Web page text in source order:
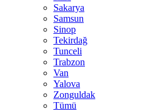
Sakarya
Samsun
Sinop
Tekirdağ
Tunceli
Trabzon
Van
Yalova
Zonguldak
Tümü